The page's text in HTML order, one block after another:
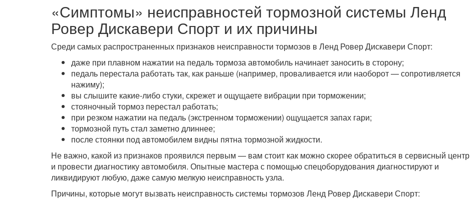
«Симптомы» неисправностей тормозной системы Ленд
Ровер Дискавери Спорт и их причины
Среди самых распространенных признаков неисправности тормозов в Ленд Ровер Дискавери Спорт:
даже при плавном нажатии на педаль тормоза автомобиль начинает заносить в сторону;
педаль перестала работать так, как раньше (например, проваливается или наоборот — сопротивляется
нажиму);
вы слышите какие-либо стуки, скрежет и ощущаете вибрации при торможении;
стояночный тормоз перестал работать;
при резком нажатии на педаль (экстренном торможении) ощущается запах гари;
тормозной путь стал заметно длиннее;
после стоянки под автомобилем видны пятна тормозной жидкости.
Не важно, какой из признаков проявился первым — вам стоит как можно скорее обратиться в сервисный центр
и провести диагностику автомобиля. Опытные мастера с помощью спецоборудования диагностируют и
ликвидируют любую, даже самую мелкую неисправность узла.
Причины, которые могут вызвать неисправность системы тормозов Ленд Ровер Дискавери Спорт: